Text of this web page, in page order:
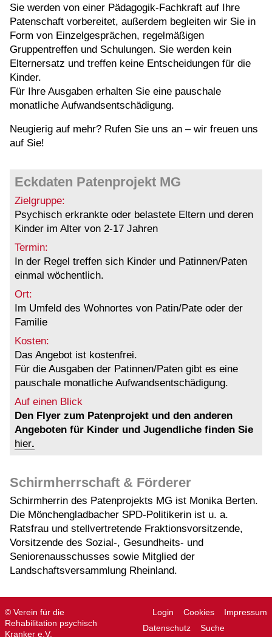
Sie werden von einer Pädagogik-Fachkraft auf Ihre
Patenschaft vorbereitet, außerdem begleiten wir Sie in
Form von Einzelgesprächen, regelmäßigen
Gruppentreffen und Schulungen. Sie werden kein
Elternersatz und treffen keine Entscheidungen für die
Kinder.
Für Ihre Ausgaben erhalten Sie eine pauschale
monatliche Aufwandsentschädigung.
Neugierig auf mehr? Rufen Sie uns an – wir freuen uns
auf Sie!
Eckdaten Patenprojekt MG
Zielgruppe:
Psychisch erkrankte oder belastete Eltern und deren
Kinder im Alter von 2-17 Jahren
Termin:
In der Regel treffen sich Kinder und Patinnen/Paten
einmal wöchentlich.
Ort:
Im Umfeld des Wohnortes von Patin/Pate oder der
Familie
Kosten:
Das Angebot ist kostenfrei.
Für die Ausgaben der Patinnen/Paten gibt es eine
pauschale monatliche Aufwandsentschädigung.
Auf einen Blick
Den Flyer zum Patenprojekt und den anderen
Angeboten für Kinder und Jugendliche finden Sie
hier.
Schirmherrschaft & Förderer
Schirmherrin des Patenprojekts MG ist Monika Berten.
Die Mönchengladbacher SPD-Politikerin ist u. a.
Ratsfrau und stellvertretende Fraktionsvorsitzende,
Vorsitzende des Sozial-, Gesundheits- und
Seniorenausschusses sowie Mitglied der
Landschaftsversammlung Rheinland.
© Verein für die
Rehabilitation psychisch
Kranker e.V.
Login Cookies
Impressum
Datenschutz
Suche